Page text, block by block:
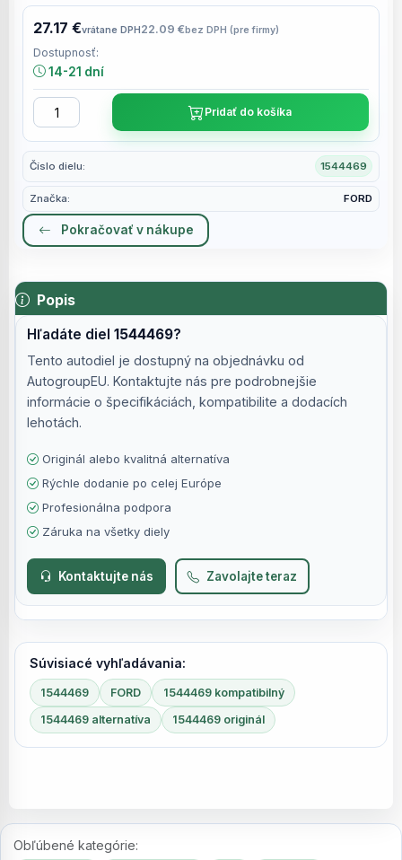
Číslo dielu: 1544469
Značka: FORD
27.17 €vrátane DPH22.09 €bez DPH (pre firmy)
Dostupnosť:
14-21 dní
Pridať do košíka
Pokračovať v nákupe
Popis
Hľadáte diel1544469?
Tento autodiel je dostupný na objednávku od
AutogroupEU. Kontaktujte nás pre podrobnejšie
informácie o špecifikáciách, kompatibilite a dodacích
lehotách.
Originál alebo kvalitná alternatíva
Rýchle dodanie po celej Európe
Profesionálna podpora
Záruka na všetky diely
Kontaktujte nás Zavolajte teraz
Súvisiacé vyhľadávania:
1544469 FORD 1544469 kompatibilný
1544469 alternatíva 1544469 originál
Obľúbené kategórie: